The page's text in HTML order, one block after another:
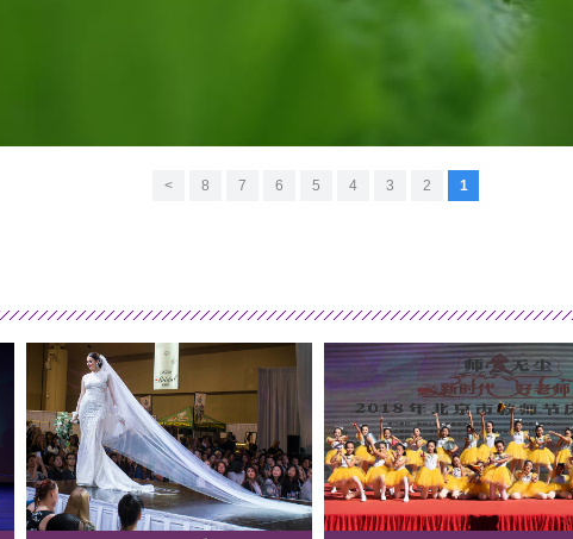
1
2
3
4
5
6
7
8
>